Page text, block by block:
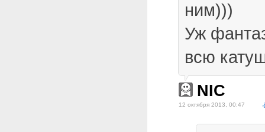
ним)))
Уж
всю
NIC
12 октября 2013, 00:47